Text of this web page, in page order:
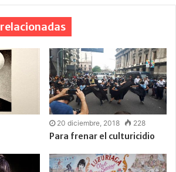
20 diciembre, 2018 228
Para frenar el culturicidio